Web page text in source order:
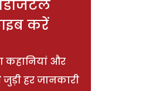
करें
कहानियां और
जुड़ी हर जानकारी